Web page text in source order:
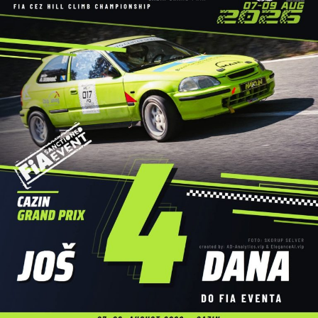
prepoznatljiv događaj na području Unsko-sanskog kantona.
Posebna pažnja posvećena je sigurnosti svih učesnika. Za
bezbjednost na vodi tokom cijele trase bila je zadužena
Gorska služba spašavanja – Stanica Cazin, čiji su
pripadnici profesionalno pratili događaj i osigurali da
regata protekne bez poteškoća.
Dodatnu atrakciju ovogodišnjoj manifestaciji dali su brojni
sadržaji uz rijeku, među kojima su posebnu pažnju privukli
atraktivni skokovi u vodu, koji su izazvali oduševljenje
publike i upotpunili cjelodnevni program.
Veliki broj učesnika, odlična atmosfera i pozitivna energija
još jednom su pokazali daCazinska unska regata
veliki potencijal da u narednim godinama preraste u jedan
od najznačajnijih turističko-sportskih događaja u Bosni i
Hercegovini.